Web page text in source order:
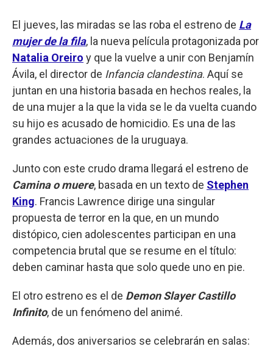
El jueves, las miradas se las roba el estreno de La
mujer de la fila, la nueva película protagonizada por
Natalia Oreiro y que la vuelve a unir con Benjamín
Ávila, el director de Infancia clandestina. Aquí se
juntan en una historia basada en hechos reales, la
de una mujer a la que la vida se le da vuelta cuando
su hijo es acusado de homicidio. Es una de las
grandes actuaciones de la uruguaya.
Junto con este crudo drama llegará el estreno de
Camina o muere, basada en un texto de Stephen
King. Francis Lawrence dirige una singular
propuesta de terror en la que, en un mundo
distópico, cien adolescentes participan en una
competencia brutal que se resume en el título:
deben caminar hasta que solo quede uno en pie.
El otro estreno es el de Demon Slayer Castillo
Infinito, de un fenómeno del animé.
Además, dos aniversarios se celebrarán en salas: